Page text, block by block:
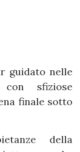
guidato nelle
sfiziose
finale sotto
della